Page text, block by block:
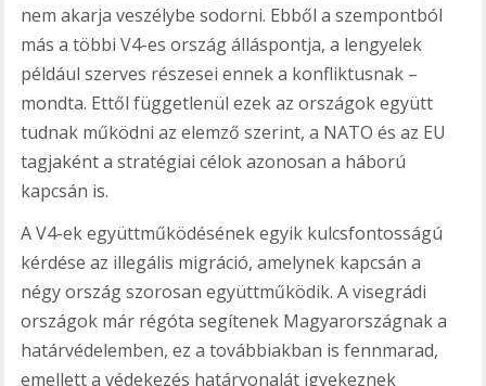
nem akarja veszélybe sodorni. Ebből a szempontból
más a többi V4-es ország álláspontja, a lengyelek
például szerves részesei ennek a konfliktusnak –
mondta. Ettől függetlenül ezek az országok együtt
tudnak működni az elemző szerint, a NATO és az EU
tagjaként a stratégiai célok azonosan a háború
kapcsán is.
A V4-ek együttműködésének egyik kulcsfontosságú
kérdése az illegális migráció, amelynek kapcsán a
négy ország szorosan együttműködik. A visegrádi
országok már régóta segítenek Magyarországnak a
határvédelemben, ez a továbbiakban is fennmarad,
emellett a védekezés határvonalát igyekeznek